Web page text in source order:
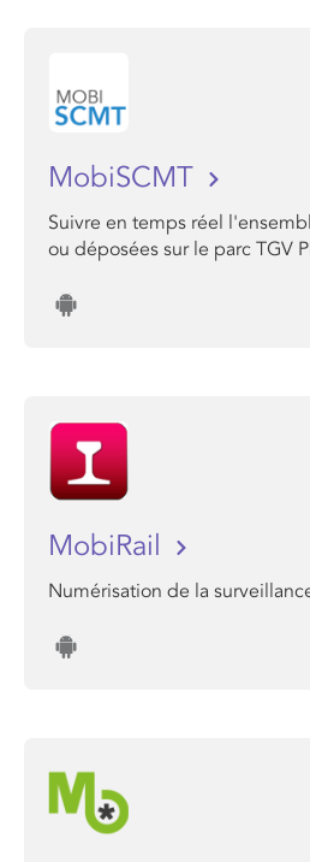
MobiSCMT
Suivre en temps réel
ou déposées sur le parc TGV
MobiRail
Numérisation de la